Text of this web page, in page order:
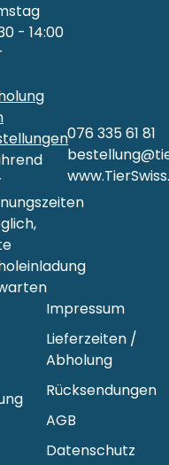
- 14:00
076 335 61 81
Impressum
Lieferzeiten /
Abholung
Rücksendungen
AGB
Datenschutz